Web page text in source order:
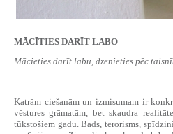
MĀCĪTIES DARĪT LABO
Mācieties darīt labu, dzenieties pēc
Katrām ciešanām un izmisumam ir
vēstures grāmatām, bet skaudra
tūkstošiem gadu. Bads, terorisms,